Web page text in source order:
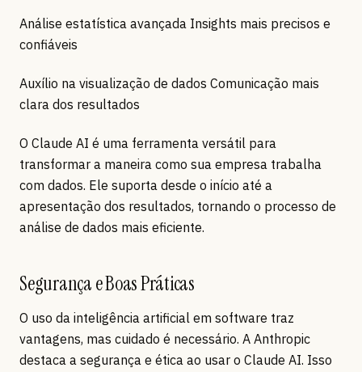
Análise estatística avançada Insights mais precisos e
confiáveis
Auxílio na visualização de dados Comunicação mais
clara dos resultados
O Claude AI é uma ferramenta versátil para
transformar a maneira como sua empresa trabalha
com dados. Ele suporta desde o início até a
apresentação dos resultados, tornando o processo de
análise de dados mais eficiente.
Segurança e Boas Práticas
O uso da inteligência artificial em software traz
vantagens, mas cuidado é necessário. A Anthropic
destaca a segurança e ética ao usar o Claude AI. Isso